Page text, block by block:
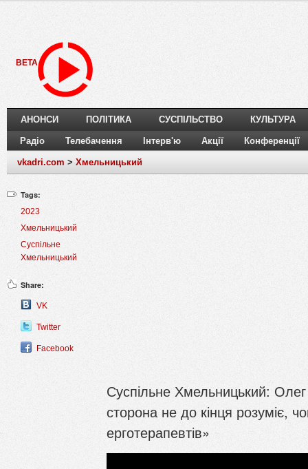
BETA
АНОНСИ ПОЛІТИКА СУСПІЛЬСТВО КУЛЬТУРА
Радіо Телебачення Інтерв'ю Акції Конференції
vkadri.com > Хмельницький
Tags:
2023
Хмельницький
Суспільне
Хмельницький
Share:
VK
Twitter
Facebook
Суспільне Хмельницький:
сторона не до кінця розуміє,
ерготерапевтів»